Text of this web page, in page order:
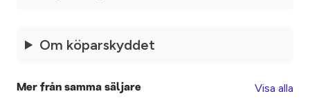
Om köparskyddet
Mer från samma säljare Visa alla